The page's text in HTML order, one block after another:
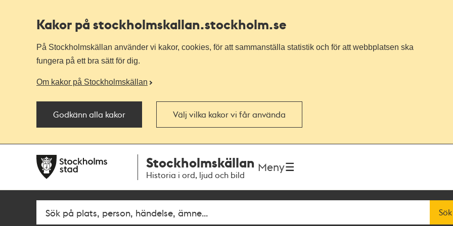
Kakor på stockholmskallan.stockholm.se
På Stockholmskällan använder vi kakor, cookies, för att sammanställa statistik och för att webbplatsen ska
fungera på ett bra sätt för dig.
Om kakor på Stockholmskällan
Godkänn alla kakor Välj vilka kakor vi får använda
navigationen
huvudinnehållet
Stockholmskällan
Historia i ord, ljud och bild
Meny
Fritextsök Sök